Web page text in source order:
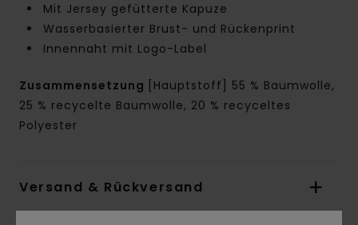
Mit Jersey gefütterte Kapuze
Wasserbasierter Brust- und Rückenprint
Innennaht mit Logo-Label
Zusammensetzung
[Hauptstoff] 55 % Baumwolle,
25 % recycelte Baumwolle, 20 % recyceltes
Polyester
Versand & Rückversand